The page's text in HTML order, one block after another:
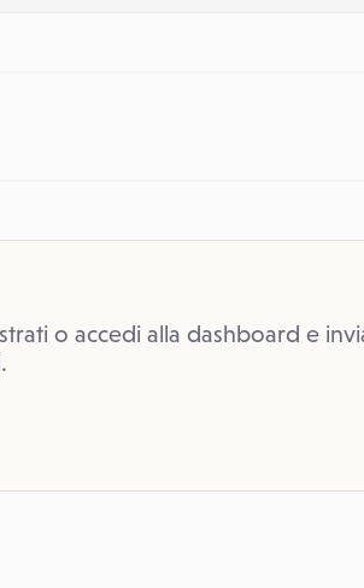
o accedi alla dashboard e